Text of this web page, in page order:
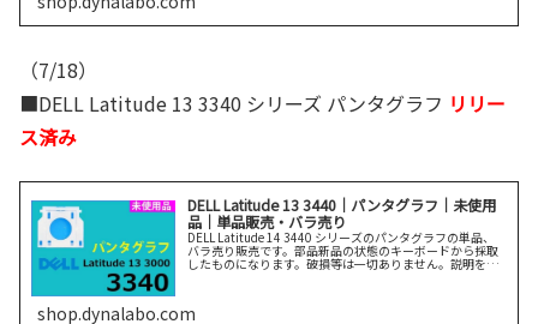
（7/18）
■DELL Latitude 13 3340 シリーズ パンタグラフ リリー
ス済み
DELL Latitude 13 3440｜パンタグラフ｜未使用
品｜単品販売・バラ売り
DELL Latitude 14 3440 シリーズのパンタグラフの単品、
バラ売り販売です。部品新品の状態のキーボードから採取
したものになります。破損等は一切ありません。説明をよ
shop.dynalabo.com